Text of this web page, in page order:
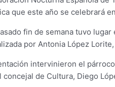
que este año se celebrará
fin de semana tuvo
por Antonia López
intervinieron el
de Cultura, Diego